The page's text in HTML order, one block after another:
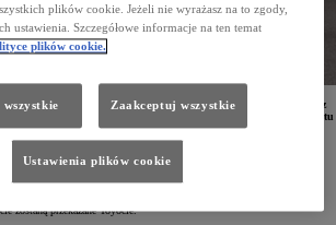
gigantem BHP rozpoczęła testy elektrycznego Hiluxa. Przez
w trudnych warunkach pracy na terenie największego portu
rudy żelaza w Australii.
Portu Hedland korzystają z elektrycznej Toyoty Hilux z podwójną
oraz efektownym orurowaniem przedniego pasa. Pojazd ten jest
sposób, co i inne samochody użytkowe z silnikami wysokoprężnymi.
zostaną przekazane Toyocie.
plików cookie. Jeżeli nie wyrażasz na to zgody,
ustawienia. Szczegółowe informacje na ten temat
plików cookie.
Zaakceptuj wszystkie
Ustawienia plików cookie